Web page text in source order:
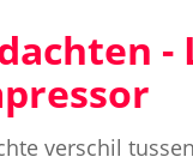
verschil